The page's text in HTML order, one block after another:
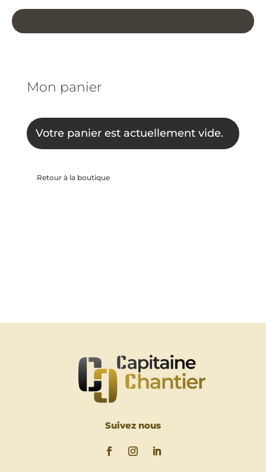
Mon panier
Votre panier est actuellement vide.
Retour à la boutique
Suivez nous